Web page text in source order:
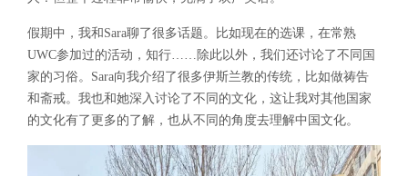
假期中，我和Sara聊了很多话题。比如现在的选课，在常熟
UWC参加过的活动，知行……除此以外，我们还讨论了不同国
家的习俗。Sara向我介绍了很多伊斯兰教的传统，比如做祷告
和斋戒。我也和她深入讨论了不同的文化，这让我对其他国家
的文化有了更多的了解，也从不同的角度去理解中国文化。